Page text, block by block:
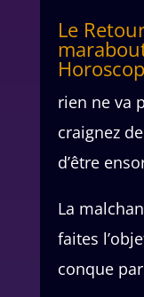
Le
rien ne va
craignez
d’être
La
faites
conque